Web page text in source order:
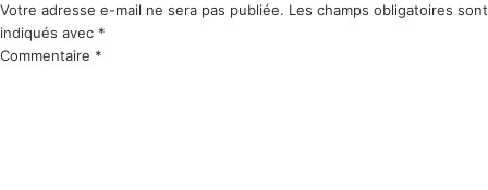
Votre adresse e-mail ne sera pas publiée. Les champs obligatoires sont
indiqués avec *
Commentaire *